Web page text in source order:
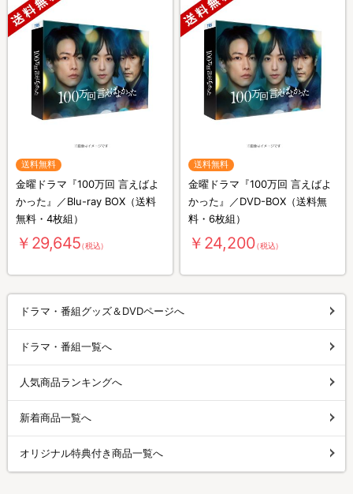
送料無料
金曜ドラマ『100万回 言えばよ
かった』／Blu-ray BOX（送料
無料・4枚組）
￥29,645（税込）
送料無料
金曜ドラマ『100万回 言えばよ
かった』／DVD-BOX（送料無
料・6枚組）
￥24,200（税込）
ドラマ・番組グッズ＆DVDページへ
ドラマ・番組一覧へ
人気商品ランキングへ
新着商品一覧へ
オリジナル特典付き商品一覧へ